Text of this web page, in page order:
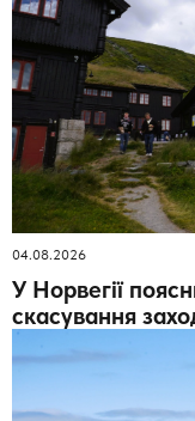
04.08.2026
У Норвегії
скасування